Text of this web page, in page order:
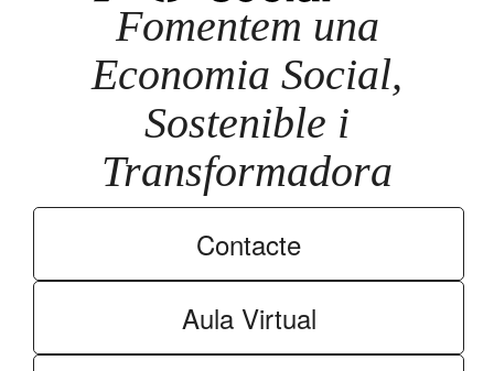
Fomentem una
Economia Social,
Sostenible i
Transformadora
Contacte
Aula Virtual